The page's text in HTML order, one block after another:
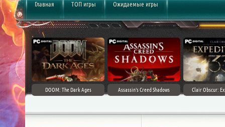
Главная ТОП игры Ожидаемые игры
DOOM: The Dark Ages Assassin's Creed Shadows Clair Obscur: